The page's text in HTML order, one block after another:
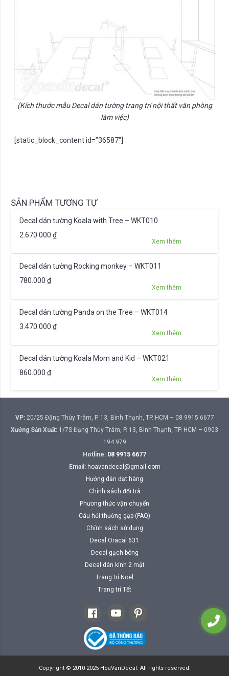
(Kích thước mẫu Decal dán tường trang trí nội thất văn phòng
làm việc)
[static_block_content id=”36587″]
SẢN PHẨM TƯƠNG TỰ
Decal dán tường Koala with Tree – WKT010
2.670.000 ₫
Xem thêm
Decal dán tường Rocking monkey – WKT011
780.000 ₫
Xem thêm
Decal dán tường Panda on the Tree – WKT014
3.470.000 ₫
Xem thêm
Decal dán tường Koala Mom and Kid – WKT021
860.000 ₫
Xem thêm
VP:20/25 Đặng Thùy Trâm, P. 13, Bình Thạnh, TP. HCM – 08 9915 6677
Xưởng Sản Xuất: 1/7S Đặng Thùy Trâm, P. 13, Bình Thạnh, TP. HCM – 0903
194 979
Hotline: 08 9915 6677
Email: hoavandecal@gmail.com
Hướng dẫn đặt hàng
Chính sách đổi trả
Phương thức vận chuyển
Câu hỏi thường gặp (FAQ)
Chính sách sử dụng
Decal Oracal 631
Decal gạch bông
Decal dán kính 2 mặt
Trang trí Noel
Trang trí Tết
Copyright © 2010-2025 HoaVanDecal. All rights reserved.